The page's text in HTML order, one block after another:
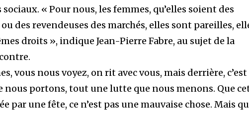
« Pour nous, les femmes, qu’elles soient des
des revendeuses des marchés, elles sont pareilles,
droits », indique Jean-Pierre Fabre, au sujet de la
vous nous voyez, on rit avec vous, mais derrière, c’est
nous portons, tout une lutte que nous menons. Que
par une fête, ce n’est pas une mauvaise chose. Mais